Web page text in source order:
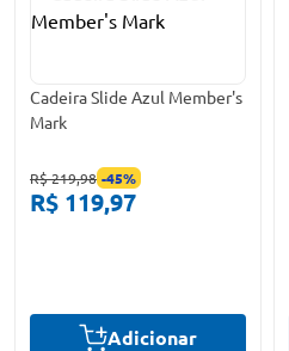
Cadeira Slide Azul Member's
Mark
R$ 219,98 -45%
R$ 119,97
Adicionar